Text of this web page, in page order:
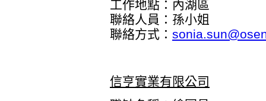
工作地點：內湖區
聯絡人員：孫小姐
聯絡方式：
信亨實業有限公司